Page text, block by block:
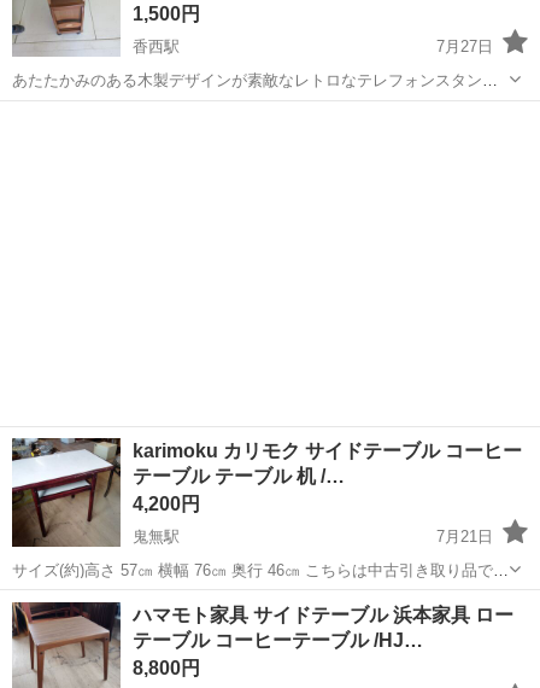
1,500円
香西駅
7月27日
あたたかみのある木製デザインが素敵なレトロなテレフォンスタンド
（電話台）です。 コンパクトなサイズ感でキャスターが付いているた
karimoku カリモク サイドテーブル コーヒー
テーブル テーブル 机 /…
4,200円
鬼無駅
7月21日
サイズ(約)高さ 57㎝ 横幅 76㎝ 奥行 46㎝ こちらは中古引き取り品で
す。 傷や汚れぐらつき等、全体的に使用感、経年による劣化がしっか
りあります。 写真に写っていない所にも汚れキズ等ある場合があり
ま...
香川 高松市 鬼無駅 テーブル karimoku
ハマモト家具 サイドテーブル 浜本家具 ロー
テーブル コーヒーテーブル /HJ…
8,800円